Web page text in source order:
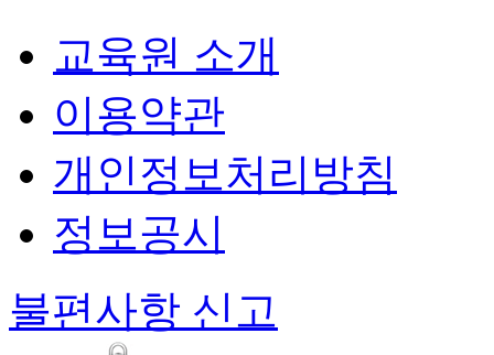
교육원 소개
이용약관
개인정보처리방침
정보공시
불편사항 신고